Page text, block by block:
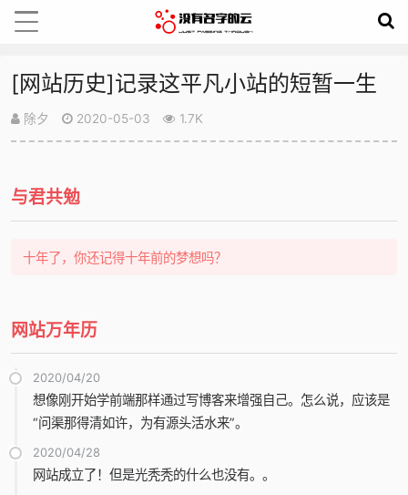
[网站历史]记录这平凡小站的短暂一生
除夕 2020-05-03 1.7K
与君共勉
十年了，你还记得十年前的梦想吗？
网站万年历
2020/04/20
想像刚开始学前端那样通过写博客来增强自己。怎么说，应该是
“问渠那得清如许，为有源头活水来”。
2020/04/28
网站成立了！但是光秃秃的什么也没有。。